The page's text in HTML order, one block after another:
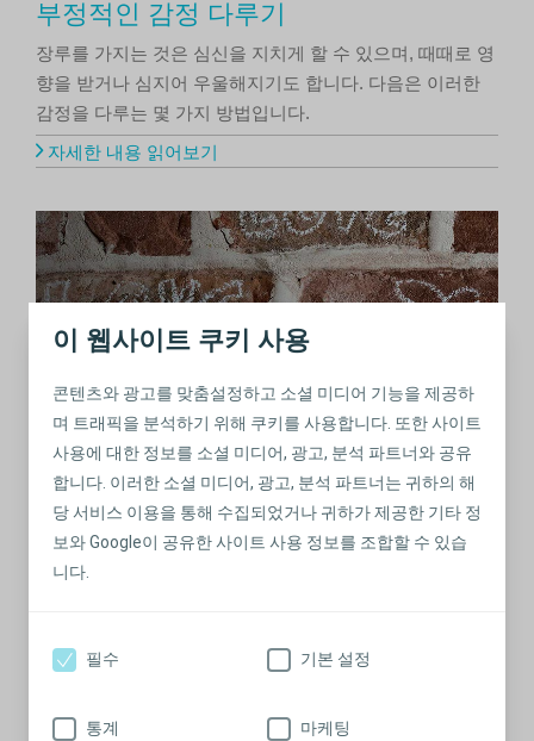
이 웹사이트 쿠키 사용
콘텐츠와 광고를 맞춤설정하고 소셜 미디어 기능을 제공하
며 트래픽을 분석하기 위해 쿠키를 사용합니다. 또한 사이트
사용에 대한 정보를 소셜 미디어, 광고, 분석 파트너와 공유
합니다. 이러한 소셜 미디어, 광고, 분석 파트너는 귀하의 해
당 서비스 이용을 통해 수집되었거나 귀하가 제공한 기타 정
보와 Google이 공유한 사이트 사용 정보를 조합할 수 있습
니다.
필수 기본 설정
통계 마케팅
부정적인 감정 다루기
장루를 가지는 것은 심신을 지치게 할 수 있으며, 때때로 영
향을 받거나 심지어 우울해지기도 합니다. 다음은 이러한
감정을 다루는 몇 가지 방법입니다.
자세한 내용 읽어보기
클라이브: 지원의 중요성
장루 수술 전후에 가족과 친구들이 클라이브를 지원한 것은
절대적으로 중요한 것이었습니다.